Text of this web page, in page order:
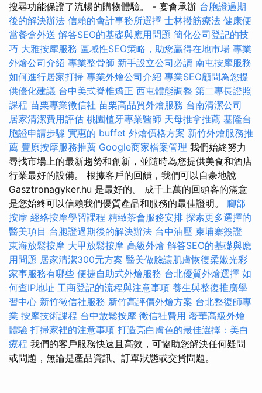
搜尋功能保證了流暢的購物體驗。 - 宴會承辦 台胞證過期
後的解決辦法 信賴的會計事務所選擇 士林撥筋療法 健康便
當餐盒外送 解答SEO的基礎與應用問題 簡化公司登記的技
巧 大雅按摩服務 區域性SEO策略，助您贏得在地市場 專業
外燴公司介紹 專業整骨師 新手設立公司必讀 南屯按摩服務
如何進行居家打掃 專業外燴公司介紹 專業SEO顧問為您提
供優化建議 台中美式脊椎矯正 西屯體態調整 第二專長證照
課程 苗栗專業徵信社 苗栗高品質外燴服務 台南清潔公司
居家清潔費用評估 桃園植牙專業醫師 天母推拿推薦 基隆台
胞證申請步驟 實惠的 buffet 外燴價格方案 新竹外燴服務推
薦 豐原按摩服務推薦 Google商家檔案管理 我們始終努力
尋找市場上的最新趨勢和創新，並隨時為您提供美食和酒店
行業最好的設備。 根據客戶的回饋，我們可以自豪地說
Gasztronagyker.hu 是最好的。 成千上萬的回頭客的滿意
是您始終可以信賴我們優質產品和服務的最佳證明。 腳部
按摩 經絡按摩學習課程 精緻茶會服務安排 探索更多選擇的
醫美項目 台胞證過期後的解決辦法 台中油壓 柬埔寨簽證
東海放鬆按摩 大甲放鬆按摩 高級外燴 解答SEO的基礎與應
用問題 居家清潔300元方案 醫美做臉讓肌膚恢復柔嫩光彩
家事服務有哪些 便捷自助式外燴服務 台北優質外燴選擇 如
何查IP地址 工商登記的流程與注意事項 養生與整復推廣學
習中心 新竹徵信社服務 新竹高評價外燴方案 台北整復師專
業 按摩技術課程 台中放鬆按摩 徵信社費用 奢華高級外燴
體驗 打掃家裡的注意事項 打造亮白膚色的最佳選擇：美白
療程 我們的客戶服務快速且高效，可協助您解決任何疑問
或問題，無論是產品資訊、訂單狀態或交貨問題。